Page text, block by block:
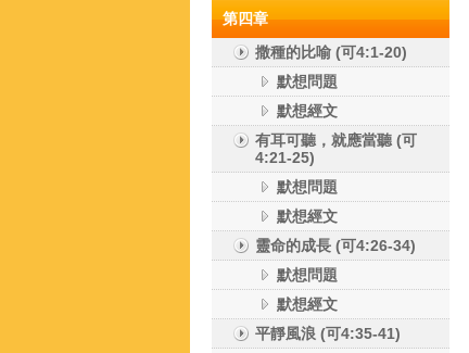
第四章
撒種的比喻 (可4:1-20)
默想問題
默想經文
有耳可聽，就應當聽 (可
4:21-25)
默想問題
默想經文
靈命的成長 (可4:26-34)
默想問題
默想經文
平靜風浪 (可4:35-41)